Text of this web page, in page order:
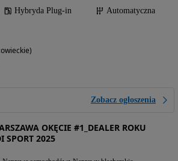
Hybryda Plug-in
Automatyczna
Zobacz ogłoszenia
OKĘCIE #1_DEALER ROKU
SPORT 2025